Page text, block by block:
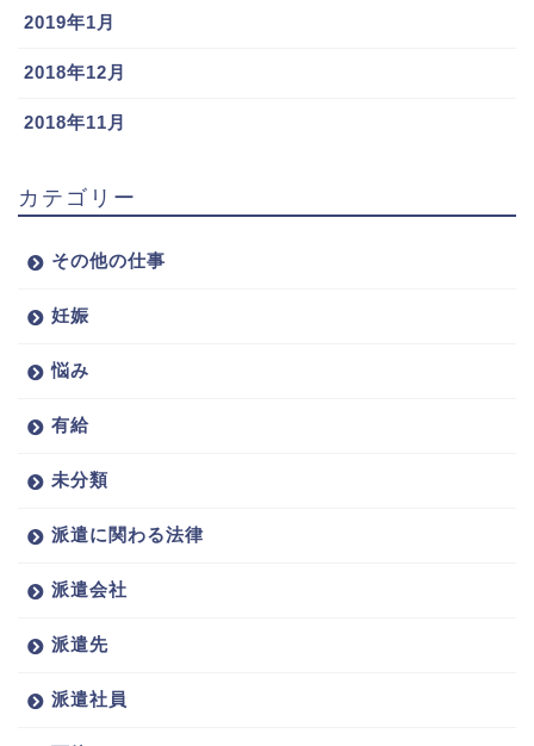
2019年1月
2018年12月
2018年11月
カテゴリー
その他の仕事
妊娠
悩み
有給
未分類
派遣に関わる法律
派遣会社
派遣先
派遣社員